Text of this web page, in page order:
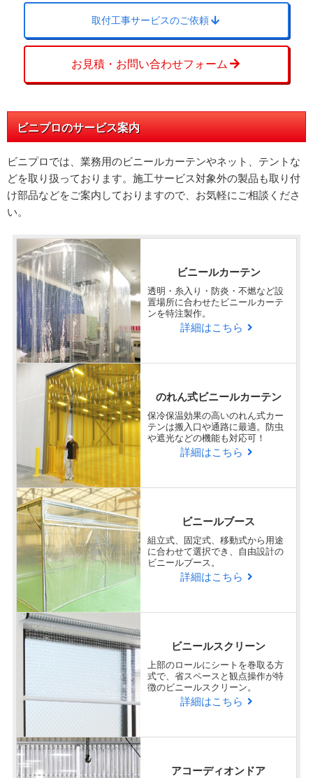
Q
弊社、担当者とのコミュニケーシ
ョン、対応速度はどうでしたか？
非常に満足
丁寧に接してくださいます。
ネット（網）ご購入 回答日：2025/04/15
企業様
ラクスル ビニプロの商品・サービ
スに対する総合的な満足度を教え
てください。
非常に満足
商品良かったです。
ボタン穴も思っていたよりしっかりしていたので
有難かったです。
Q
弊社、担当者とのコミュニケーシ
ョン、対応速度はどうでしたか？
非常に満足
メールだと返事が遅くなるので、電話をして相談
したり、見積もり頂いたのと違うものに希望を変
更した時も快く受けて下さり有難かったです。
取付工事サービスのご依頼
お見積・お問い合わせフォーム
ビニプロのサービス案内
ビニプロでは、業務用のビニールカーテンやネット、テントな
どを取り扱っております。施工サービス対象外の製品も取り付
け部品などをご案内しておりますので、お気軽にご相談くださ
い。
ビニールカーテン
透明・糸入り・防炎・不燃など設
置場所に合わせたビニールカーテ
ンを特注製作。
詳細はこちら
のれん式ビニールカーテン
保冷保温効果の高いのれん式カー
テンは搬入口や通路に最適。防虫
や遮光などの機能も対応可！
詳細はこちら
ビニールブース
組立式、固定式、移動式から用途
に合わせて選択でき、自由設計の
ビニールブース。
詳細はこちら
ビニールスクリーン
上部のロールにシートを巻取る方
式で、省スペースと観点操作が特
徴のビニールスクリーン。
詳細はこちら
アコーディオンドア